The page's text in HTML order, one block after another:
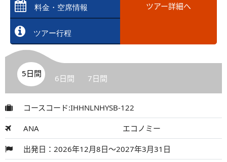
料金・空席情報
ツアー行程
ツアー詳細へ
5日間 6日間 7日間
コースコード:IHHNLNHYSB-122
ANA エコノミー
出発日：2026年12月8日～2027年3月31日